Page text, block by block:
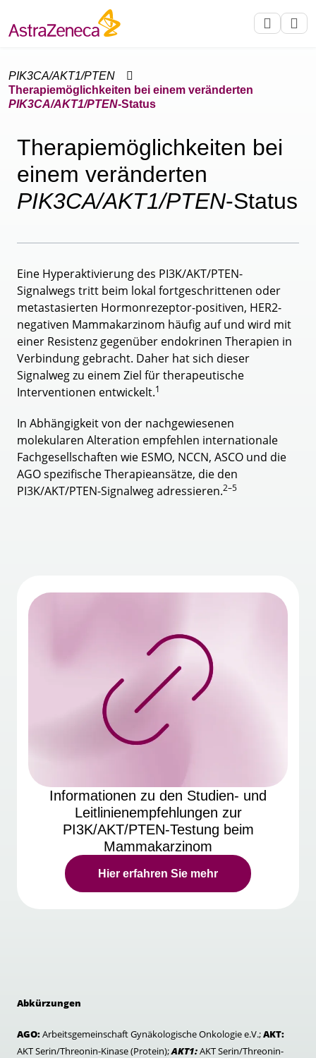
PIK3CA/AKT1/PTEN
Therapiemöglichkeiten bei einem veränderten
PIK3CA/AKT1/PTEN-Status
Therapiemöglichkeiten bei
einem veränderten
PIK3CA/AKT1/PTEN-Status
Eine Hyperaktivierung des PI3K/AKT/PTEN-
Signalwegs tritt beim lokal fortgeschrittenen oder
metastasierten Hormonrezeptor-positiven, HER2-
negativen Mammakarzinom häufig auf und wird mit
einer Resistenz gegenüber endokrinen Therapien in
Verbindung gebracht. Daher hat sich dieser
Signalweg zu einem Ziel für therapeutische
Interventionen entwickelt.1
In Abhängigkeit von der nachgewiesenen
molekularen Alteration empfehlen internationale
Fachgesellschaften wie ESMO, NCCN, ASCO und die
AGO spezifische Therapieansätze, die den
PI3K/AKT/PTEN-Signalweg adressieren.2–5
Informationen zu den Studien- und
Leitlinienempfehlungen zur
PI3K/AKT/PTEN-Testung beim
Mammakarzinom
Hier erfahren Sie mehr
Abkürzungen
AGO:Arbeitsgemeinschaft Gynäkologische Onkologie e.V.;AKT:
AKT Serin/Threonin-Kinase (Protein);AKT1:AKT Serin/Threonin-